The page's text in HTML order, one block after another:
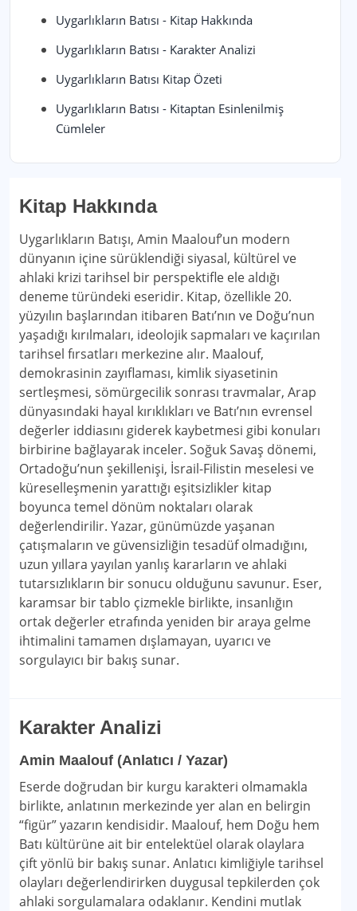
Uygarlıkların Batısı - Kitap Hakkında
Uygarlıkların Batısı - Karakter Analizi
Uygarlıkların Batısı Kitap Özeti
Uygarlıkların Batısı - Kitaptan Esinlenilmiş
Cümleler
Kitap Hakkında
Uygarlıkların Batışı, Amin Maalouf’un modern
dünyanın içine sürüklendiği siyasal, kültürel ve
ahlaki krizi tarihsel bir perspektifle ele aldığı
deneme türündeki eseridir. Kitap, özellikle 20.
yüzyılın başlarından itibaren Batı’nın ve Doğu’nun
yaşadığı kırılmaları, ideolojik sapmaları ve kaçırılan
tarihsel fırsatları merkezine alır. Maalouf,
demokrasinin zayıflaması, kimlik siyasetinin
sertleşmesi, sömürgecilik sonrası travmalar, Arap
dünyasındaki hayal kırıklıkları ve Batı’nın evrensel
değerler iddiasını giderek kaybetmesi gibi konuları
birbirine bağlayarak inceler. Soğuk Savaş dönemi,
Ortadoğu’nun şekillenişi, İsrail-Filistin meselesi ve
küreselleşmenin yarattığı eşitsizlikler kitap
boyunca temel dönüm noktaları olarak
değerlendirilir. Yazar, günümüzde yaşanan
çatışmaların ve güvensizliğin tesadüf olmadığını,
uzun yıllara yayılan yanlış kararların ve ahlaki
tutarsızlıkların bir sonucu olduğunu savunur. Eser,
karamsar bir tablo çizmekle birlikte, insanlığın
ortak değerler etrafında yeniden bir araya gelme
ihtimalini tamamen dışlamayan, uyarıcı ve
sorgulayıcı bir bakış sunar.
Karakter Analizi
Amin Maalouf (Anlatıcı / Yazar)
Eserde doğrudan bir kurgu karakteri olmamakla
birlikte, anlatının merkezinde yer alan en belirgin
“figür” yazarın kendisidir. Maalouf, hem Doğu hem
Batı kültürüne ait bir entelektüel olarak olaylara
çift yönlü bir bakış sunar. Anlatıcı kimliğiyle tarihsel
olayları değerlendirirken duygusal tepkilerden çok
ahlaki sorgulamalara odaklanır. Kendini mutlak